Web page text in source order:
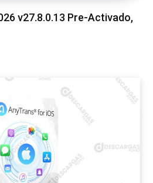
v27.8.0.13 Pre-Activado,